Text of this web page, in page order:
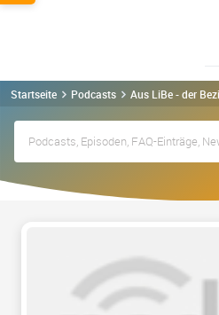
Startseite Podcasts Aus LiBe - der